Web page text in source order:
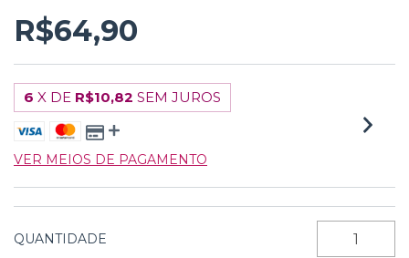
R$64,90
6 X DE R$10,82 SEM JUROS
VER MEIOS DE PAGAMENTO
QUANTIDADE